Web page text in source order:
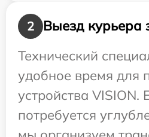
2
Выезд курьера
Технический
удобное время для
устройства VISION.
потребуется